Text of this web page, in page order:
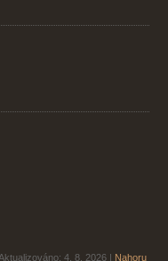
4. 8. 2026 Nahoru